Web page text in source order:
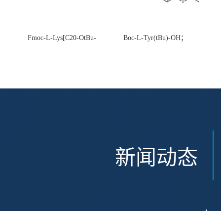
Fmoc-L-Lys[C20-OtBu-
Boc-L-Tyr(tBu)-OH；
新闻动态